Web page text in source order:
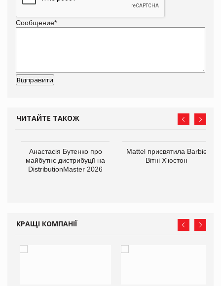
Сообщение*
ЧИТАЙТЕ ТАКОЖ
Анастасія Бутенко про
майбутнє дистрибуції на
DistributionMaster 2026
Mattel присвятила Barbie
Вітні Х'юстон
КРАЩІ КОМПАНІЇ